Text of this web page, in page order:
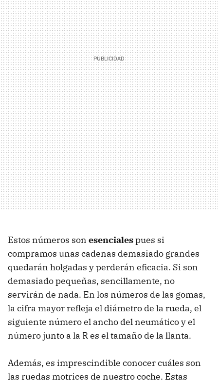
Estos números son esencialespues si
compramos unas cadenas demasiado grandes
quedarán holgadas y perderán eficacia. Si son
demasiado pequeñas, sencillamente, no
servirán de nada. En los números de las gomas,
la cifra mayor refleja el diámetro de la rueda, el
siguiente número el ancho del neumático y el
número junto a la R es el tamaño de la llanta.
Además, es imprescindible conocer cuáles son
las ruedas motrices de nuestro coche. Estas